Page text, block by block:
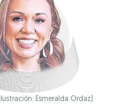
(Ilustración: Esmeralda Ordaz)